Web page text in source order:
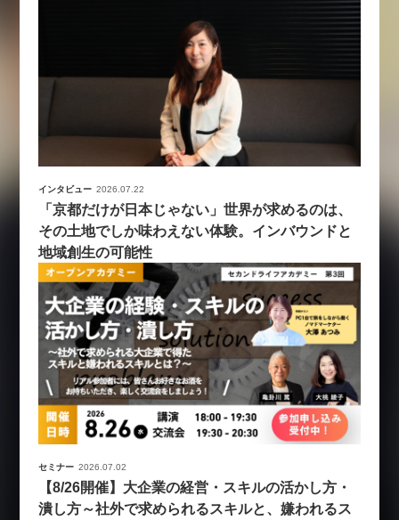
インタビュー 2026.07.22
「京都だけが日本じゃない」世界が求めるのは、
その土地でしか味わえない体験。インバウンドと
地域創生の可能性
セミナー 2026.07.02
【8/26開催】大企業の経営・スキルの活かし方・
潰し方～社外で求められるスキルと、嫌われるス